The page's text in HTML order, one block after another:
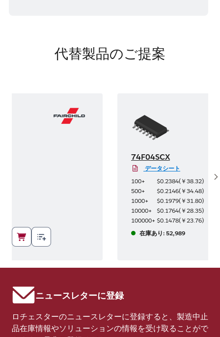
代替製品のご提案
74F04SCX
データシート
100+
$0.2384(￥38.32)
500+
$0.2146(￥34.48)
1000+
$0.1979(￥31.80)
10000+
$0.1764(￥28.35)
100000+ $0.1478(￥23.76)
在庫あり: 52,989
ニュースレターに登録
ロチェスターのニュースレターに登録すると、製造中止
品在庫情報やソリューションの情報を受け取ることがで